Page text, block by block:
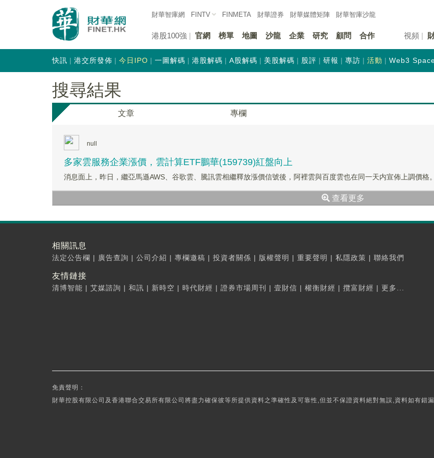
財華智庫網 FINTV FINMETA 財華證券 財華媒體矩陣 財華智庫沙龍
港股100強 官網 榜單 地圖 沙龍 企業 研究 顧問 合作 視頻
快訊 港交所發佈 今日IPO 一圖解碼 港股解碼 A股解碼 美股解碼 股評 研報 專訪 活動 Web3
搜尋結果
文章 專欄
null
多家雲服務企業漲價，雲計算ETF鵬華(159739)紅盤向上
消息面上，昨日，繼亞馬遜AWS、谷歌雲、騰訊雲相繼釋放漲價信號後，阿裡雲與百度雲也在同一天内宣佈上調價格。
查看更多
相關訊息
法定公告欄 | 廣告查詢 | 公司介紹 | 專欄邀稿 | 投資者關係 | 版權聲明 | 重要聲明 | 私隱政策 | 聯絡我們
友情鏈接
清博智能 | 艾媒諮詢 | 和訊 | 新時空 | 時代財經 | 證券市場周刊 | 壹財信 | 權衡財經 | 攬富財經 | 更多...
免責聲明：
財華控股有限公司及香港聯合交易所有限公司將盡力確保彼等所提供資料之準確性及可靠性,但並不保證資料絕對無誤,資料如有錯